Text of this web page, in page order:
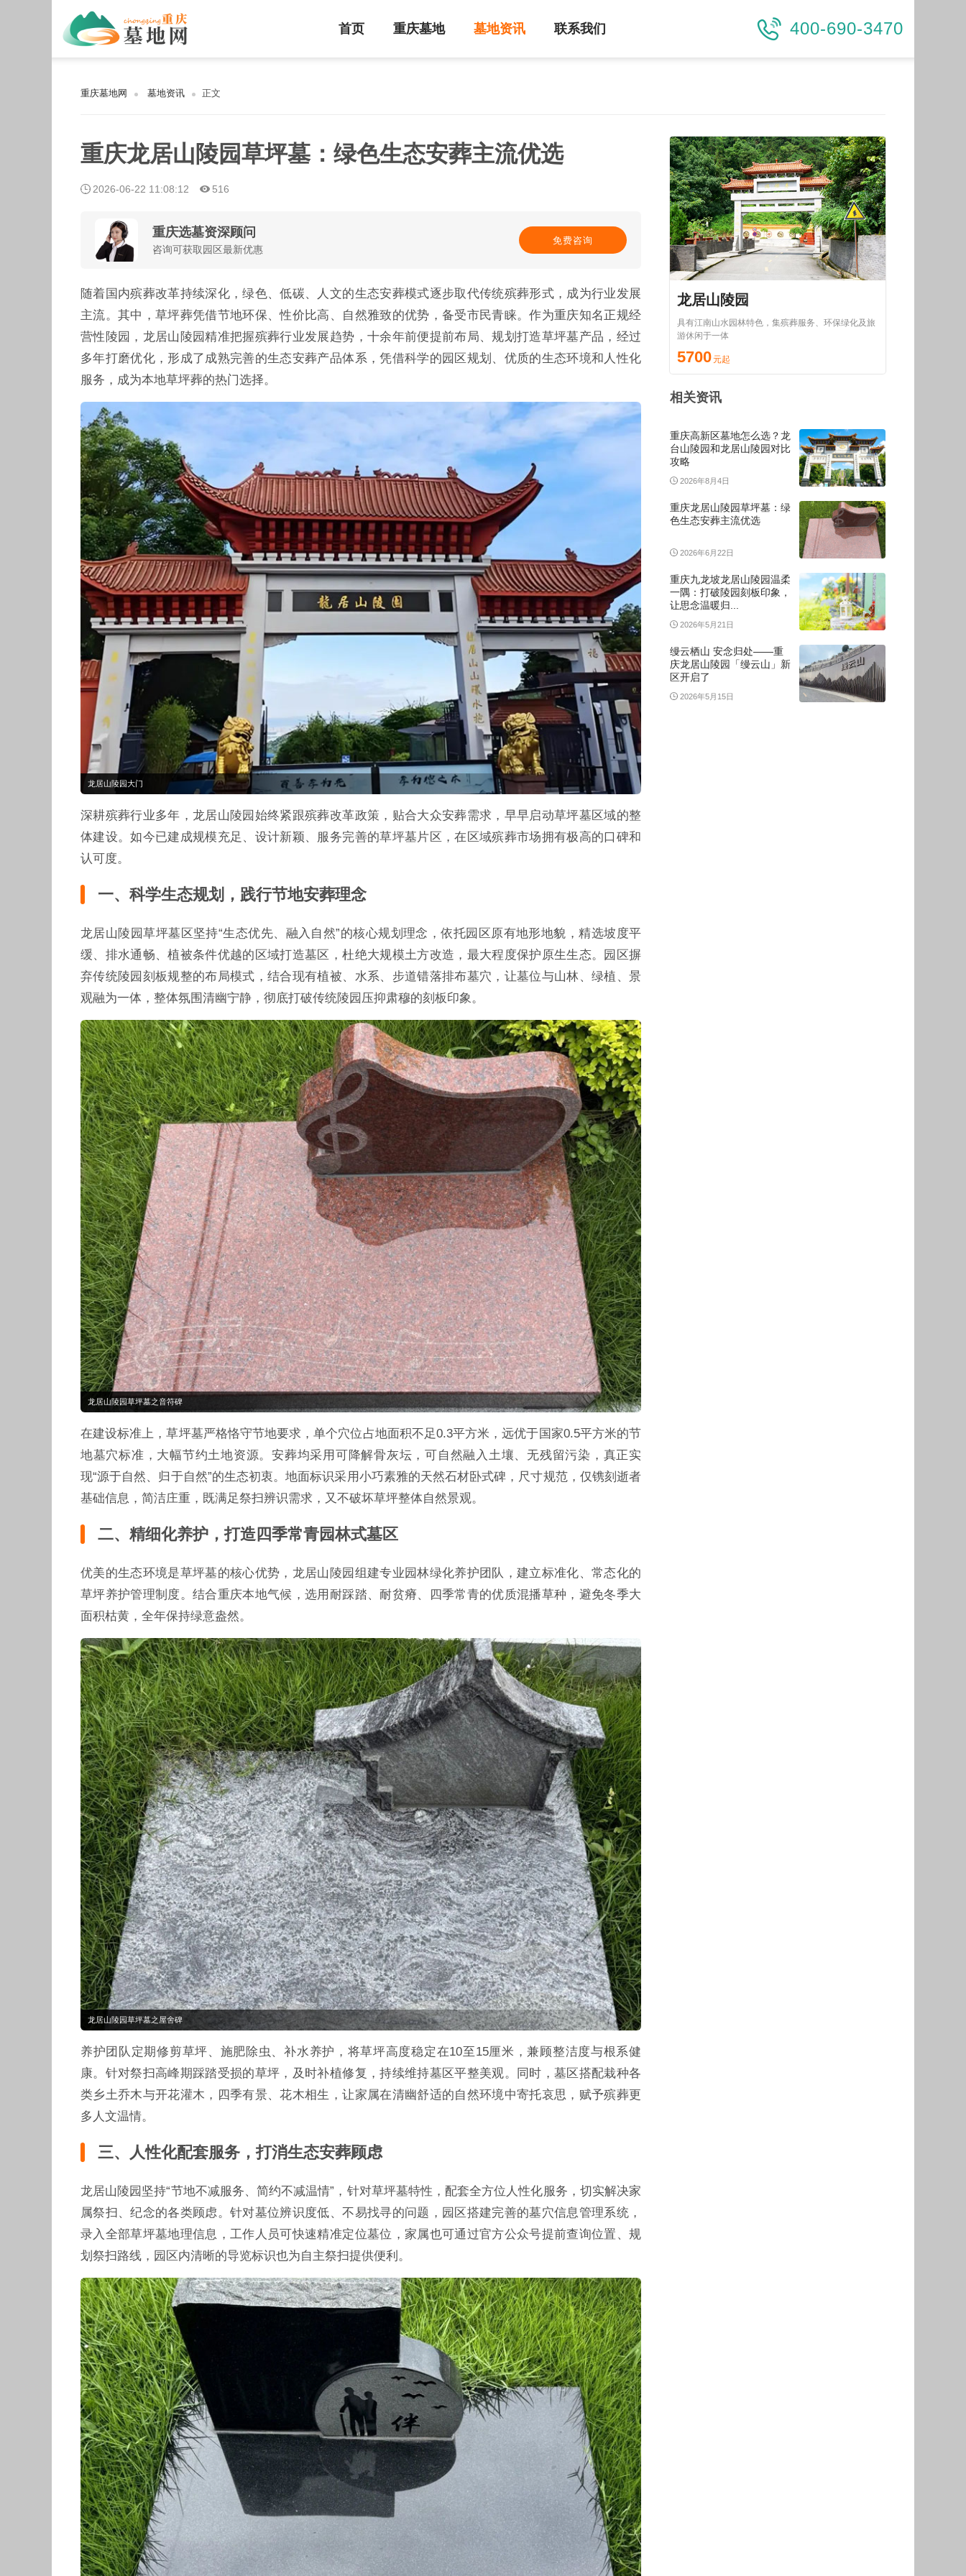
首页 重庆墓地 墓地资讯 联系我们 400-690-3470
重庆墓地网 墓地资讯 正文
重庆龙居山陵园草坪墓：绿色生态安葬主流优选
2026-06-22 11:08:12 516
重庆选墓资深顾问
咨询可获取园区最新优惠
免费咨询
随着国内殡葬改革持续深化，绿色、低碳、人文的生态安葬模式逐步取代传统殡葬形式，成为行业发展
主流。其中，草坪葬凭借节地环保、性价比高、自然雅致的优势，备受市民青睐。作为重庆知名正规经
营性陵园，龙居山陵园精准把握殡葬行业发展趋势，十余年前便提前布局、规划打造草坪墓产品，经过
多年打磨优化，形成了成熟完善的生态安葬产品体系，凭借科学的园区规划、优质的生态环境和人性化
服务，成为本地草坪葬的热门选择。
龙居山陵园大门
深耕殡葬行业多年，龙居山陵园始终紧跟殡葬改革政策，贴合大众安葬需求，早早启动草坪墓区域的整
体建设。如今已建成规模充足、设计新颖、服务完善的草坪墓片区，在区域殡葬市场拥有极高的口碑和
认可度。
一、科学生态规划，践行节地安葬理念
龙居山陵园草坪墓区坚持“生态优先、融入自然”的核心规划理念，依托园区原有地形地貌，精选坡度平
缓、排水通畅、植被条件优越的区域打造墓区，杜绝大规模土方改造，最大程度保护原生生态。园区摒
弃传统陵园刻板规整的布局模式，结合现有植被、水系、步道错落排布墓穴，让墓位与山林、绿植、景
观融为一体，整体氛围清幽宁静，彻底打破传统陵园压抑肃穆的刻板印象。
龙居山陵园草坪墓之音符碑
在建设标准上，草坪墓严格恪守节地要求，单个穴位占地面积不足0.3平方米，远优于国家0.5平方米的节
地墓穴标准，大幅节约土地资源。安葬均采用可降解骨灰坛，可自然融入土壤、无残留污染，真正实
现“源于自然、归于自然”的生态初衷。地面标识采用小巧素雅的天然石材卧式碑，尺寸规范，仅镌刻逝者
基础信息，简洁庄重，既满足祭扫辨识需求，又不破坏草坪整体自然景观。
二、精细化养护，打造四季常青园林式墓区
优美的生态环境是草坪墓的核心优势，龙居山陵园组建专业园林绿化养护团队，建立标准化、常态化的
草坪养护管理制度。结合重庆本地气候，选用耐踩踏、耐贫瘠、四季常青的优质混播草种，避免冬季大
面积枯黄，全年保持绿意盎然。
龙居山陵园草坪墓之屋舍碑
养护团队定期修剪草坪、施肥除虫、补水养护，将草坪高度稳定在10至15厘米，兼顾整洁度与根系健
康。针对祭扫高峰期踩踏受损的草坪，及时补植修复，持续维持墓区平整美观。同时，墓区搭配栽种各
类乡土乔木与开花灌木，四季有景、花木相生，让家属在清幽舒适的自然环境中寄托哀思，赋予殡葬更
多人文温情。
三、人性化配套服务，打消生态安葬顾虑
龙居山陵园坚持“节地不减服务、简约不减温情”，针对草坪墓特性，配套全方位人性化服务，切实解决家
属祭扫、纪念的各类顾虑。针对墓位辨识度低、不易找寻的问题，园区搭建完善的墓穴信息管理系统，
录入全部草坪墓地理信息，工作人员可快速精准定位墓位，家属也可通过官方公众号提前查询位置、规
划祭扫路线，园区内清晰的导览标识也为自主祭扫提供便利。
龙居山陵园
具有江南山水园林特色，集殡葬服务、环保绿化及旅
游休闲于一体
5700
相关资讯
重庆高新区墓地怎么选？龙
台山陵园和龙居山陵园对比
攻略
2026年8月4日
重庆龙居山陵园草坪墓：绿
色生态安葬主流优选
2026年6月22日
重庆九龙坡龙居山陵园温柔
一隅：打破陵园刻板印象，
让思念温暖归...
2026年5月21日
缦云栖山 安念归处——重
庆龙居山陵园「缦云山」新
区开启了
2026年5月15日